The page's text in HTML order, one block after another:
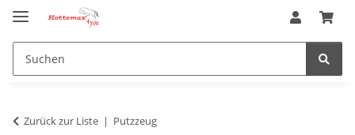
Zurück zur Liste Putzzeug